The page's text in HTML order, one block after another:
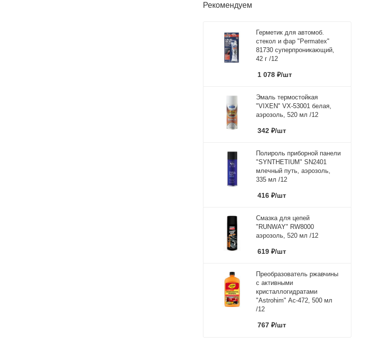
Рекомендуем
Герметик для автомоб.
стекол и фар "Permatex"
81730 суперпроникающий,
42 г /12
1 078 ₽/шт
Эмаль термостойкая
"VIXEN" VX-53001 белая,
аэрозоль, 520 мл /12
342 ₽/шт
Полироль приборной панели
"SYNTHETIUM" SN2401
млечный путь, аэрозоль,
335 мл /12
416 ₽/шт
Смазка для цепей
"RUNWAY" RW8000
аэрозоль, 520 мл /12
619 ₽/шт
Преобразователь ржавчины
с активными
кристаллогидратами
"Astrohim" Ас-472, 500 мл
/12
767 ₽/шт